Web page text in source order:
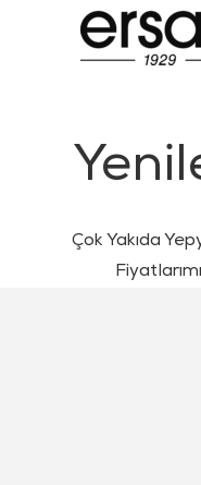
Çok Yakıda